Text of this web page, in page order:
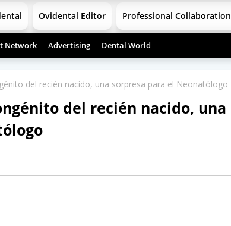
Ovidental Editor Professional Collaboration
Network Advertising Dental World
del recién nacido, una sorpresa para el Neonatólogo
del recién nacido, una